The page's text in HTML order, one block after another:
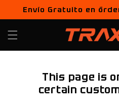
directamente
al contenido
Envío Gratuito en
This page is
certain